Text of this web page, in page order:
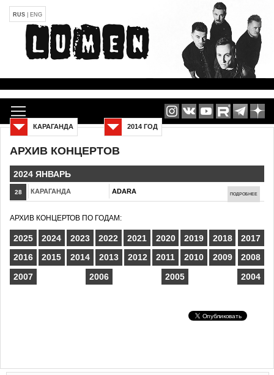
RUS ENG
АРХИВ КОНЦЕРТОВ
2014 ГОД
КАРАГАНДА
2024 ЯНВАРЬ
28 КАРАГАНДА ADARA ПОДРОБНЕЕ
АРХИВ КОНЦЕРТОВ ПО ГОДАМ:
2025 2024 2023 2022 2021 2020 2019 2018
2017
2016
2015 2014 2013 2012 2011 2010 2009
2008
2007
2006 2005 2004